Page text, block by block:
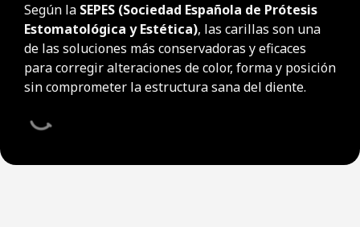
Según la SEPES (Sociedad Española de Prótesis
Estomatológica y Estética), las carillas son una
de las soluciones más conservadoras y eficaces
para corregir alteraciones de color, forma y posición
sin comprometer la estructura sana del diente.